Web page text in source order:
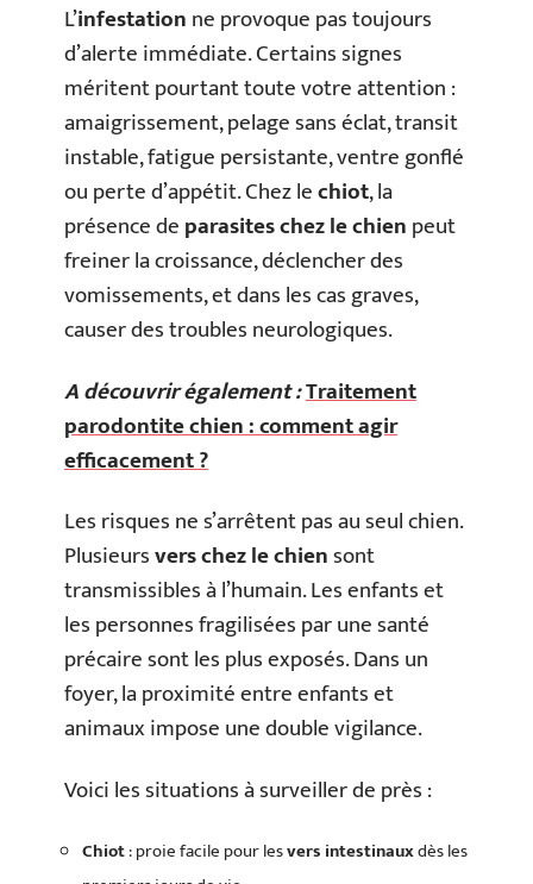
L’infestationne provoque pas toujours
d’alerte immédiate. Certains signes
méritent pourtant toute votre attention :
amaigrissement, pelage sans éclat, transit
instable, fatigue persistante, ventre gonflé
ou perte d’appétit. Chez lechiot, la
présence deparasites chez le chienpeut
freiner la croissance, déclencher des
vomissements, et dans les cas graves,
causer des troubles neurologiques.
A découvrir également :Traitement
parodontite chien : comment agir
efficacement ?
Les risques ne s’arrêtent pas au seul chien.
Plusieursvers chez le chiensont
transmissibles à l’humain. Les enfants et
les personnes fragilisées par une santé
précaire sont les plus exposés. Dans un
foyer, la proximité entre enfants et
animaux impose une double vigilance.
Voici les situations à surveiller de près :
Chiot: proie facile pour lesvers intestinauxdès les